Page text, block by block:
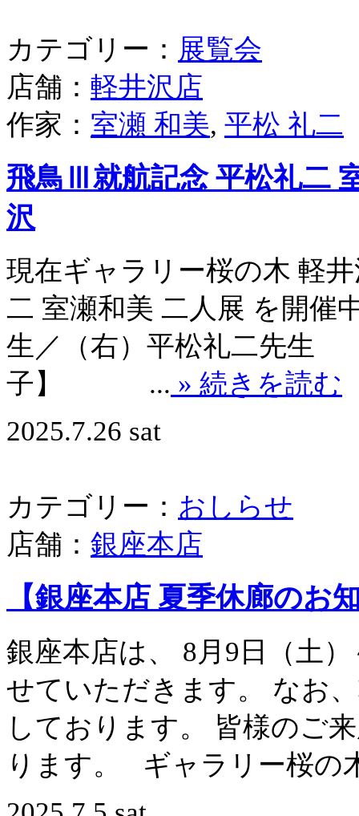
カテゴリー： 展覧会
店舗： 軽井沢店
作家： 室瀬 和美, 平松 礼二
飛鳥Ⅲ就航記念 平松礼二
沢
現在ギャラリー桜の木 軽
二 室瀬和美 二人展 を
生／（右）平松礼二先
子】 ... » 続きを読む
2025.7.26 sat
カテゴリー： おしらせ
店舗： 銀座本店
【銀座本店 夏季休廊のお
銀座本店は、 8月9日（土
せていただきます。 なお
しております。 皆様のご
ります。 ギャラリー桜の